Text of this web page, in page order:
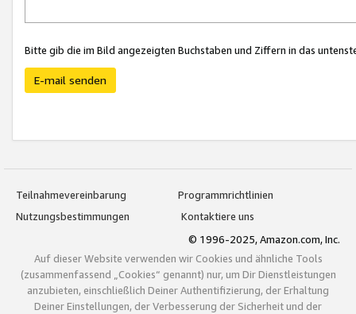
Bitte gib die im Bild angezeigten Buchstaben und Ziffern in das
E-mail senden
Teilnahmevereinbarung
Programmrichtlinien
Nutzungsbestimmungen
Kontaktiere uns
© 1996-2025, Amazon.com, Inc.
Auf dieser Website verwenden wir Cookies und ähnliche Tools
(zusammenfassend „Cookies“ genannt) nur, um Dir Dienstleistungen
anzubieten, einschließlich Deiner Authentifizierung, der Erhaltung
Deiner Einstellungen, der Verbesserung der Sicherheit und der